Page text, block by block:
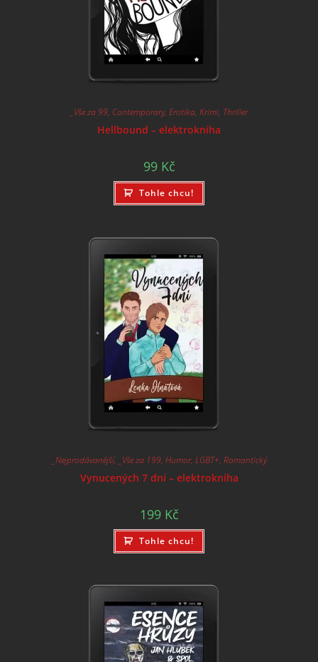
_Vše za 99, Contemporary, Erotika, Krimi, Thriller
Hellbound – elektrokniha
99 Kč
Tohle chcu!
_Nejprodávanější, _Vše za 199, Humor, LGBT+, Romantický
Vynucených 7 dní – elektrokniha
199 Kč
Tohle chcu!